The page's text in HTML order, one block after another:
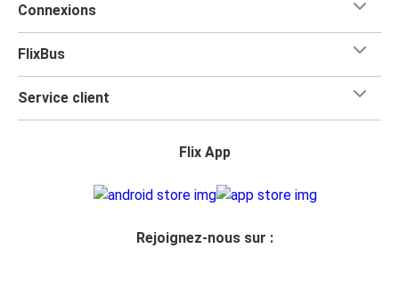
Connexions
FlixBus
Service client
Flix App
Rejoignez-nous sur :